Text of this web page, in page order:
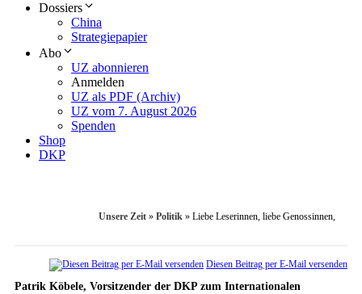
Dossiers
China
Strategiepapier
Abo
UZ abonnieren
Anmelden
UZ als PDF (Archiv)
UZ vom 7. August 2026
Spenden
Shop
DKP
Unsere Zeit » Politik » Liebe Leserinnen, liebe Genossinnen,
Diesen Beitrag per E-Mail versenden
Patrik Köbele, Vorsitzender der DKP zum Internationalen